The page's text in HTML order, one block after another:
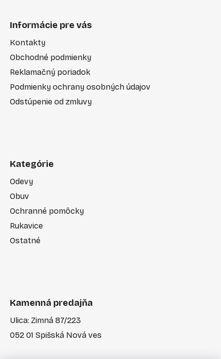
Informácie pre vás
Kontakty
Obchodné podmienky
Reklamačný poriadok
Podmienky ochrany osobných údajov
Odstúpenie od zmluvy
Kategórie
Odevy
Obuv
Ochranné pomôcky
Rukavice
Ostatné
Kamenná predajňa
Ulica: Zimná 87/223
052 01 Spišská Nová ves